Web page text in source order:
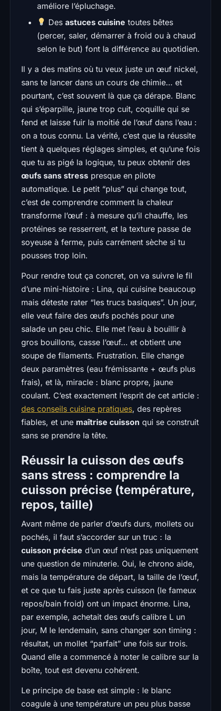
améliore l’épluchage.
Desastuces cuisine toutes bêtes
(percer, saler, démarrer à froid ou à chaud
selon le but) font la différence au quotidien.
Il y a des matins où tu veux juste un œuf nickel,
sans te lancer dans un cours de chimie… et
pourtant, c’est souvent là que ça dérape. Blanc
qui s’éparpille, jaune trop cuit, coquille qui se
fend et laisse fuir la moitié de l’œuf dans l’eau :
on a tous connu. La vérité, c’est que la réussite
tient à quelques réglages simples, et qu’une fois
que tu as pigé la logique, tu peux obtenir des
œufs sans stress presque en pilote
automatique. Le petit “plus” qui change tout,
c’est de comprendre comment la chaleur
transforme l’œuf : à mesure qu’il chauffe, les
protéines se resserrent, et la texture passe de
soyeuse à ferme, puis carrément sèche si tu
pousses trop loin.
Pour rendre tout ça concret, on va suivre le fil
d’une mini-histoire : Lina, qui cuisine beaucoup
mais déteste rater “les trucs basiques”. Un jour,
elle veut faire des œufs pochés pour une
salade un peu chic. Elle met l’eau à bouillir à
gros bouillons, casse l’œuf… et obtient une
soupe de filaments. Frustration. Elle change
deux paramètres (eau frémissante + œufs plus
frais), et là, miracle : blanc propre, jaune
coulant. C’est exactement l’esprit de cet article :
des conseils cuisine pratiques, des repères
fiables, et une maîtrise cuisson qui se construit
sans se prendre la tête.
Réussir la cuisson des œufs
sans stress : comprendre la
cuisson précise (température,
repos, taille)
Avant même de parler d’œufs durs, mollets ou
pochés, il faut s’accorder sur un truc : la
cuisson précise d’un œuf n’est pas uniquement
une question de minuterie. Oui, le chrono aide,
mais la température de départ, la taille de l’œuf,
et ce que tu fais juste après cuisson (le fameux
repos/bain froid) ont un impact énorme. Lina,
par exemple, achetait des œufs calibre L un
jour, M le lendemain, sans changer son timing :
résultat, un mollet “parfait” une fois sur trois.
Quand elle a commencé à noter le calibre sur la
boîte, tout est devenu cohérent.
Le principe de base est simple : le blanc
coagule à une température un peu plus basse